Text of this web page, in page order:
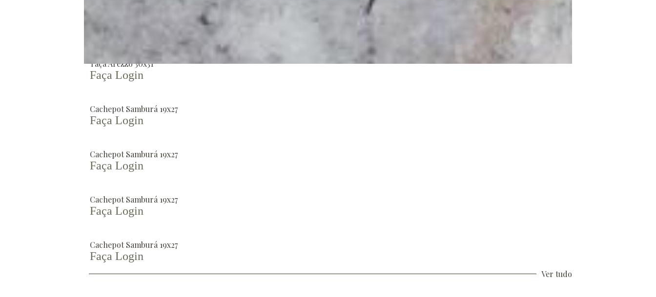
Faça Login
Taça Arezzo 30x31
Faça Login
Cachepot Samburá 19x27
Faça Login
Cachepot Samburá 19x27
Faça Login
Cachepot Samburá 19x27
Faça Login
Cachepot Samburá 19x27
Faça Login
Ver tudo